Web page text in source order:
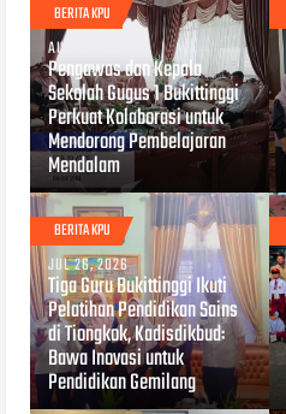
BERITA KPU
AUG 08, 2026
Pengawas dan Kepala
Sekolah Gugus 1 Bukittinggi
Perkuat Kolaborasi untuk
Mendorong Pembelajaran
Mendalam
BERITA KPU
JUL 26, 2026
Tiga Guru Bukittinggi Ikuti
Pelatihan Pendidikan Sains
di Tiongkok, Kadisdikbud:
Bawa Inovasi untuk
Pendidikan Gemilang